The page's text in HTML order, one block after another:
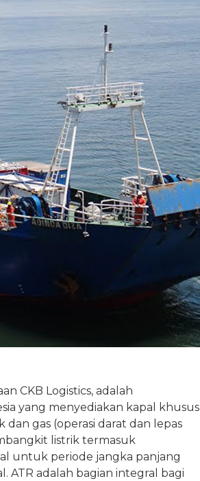
CKB Logistics, adalah
yang menyediakan kapal khusus
gas (operasi darat dan lepas
listrik termasuk
untuk periode jangka panjang
ATR adalah bagian integral bagi